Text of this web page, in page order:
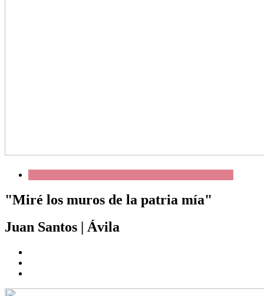
"Miré los muros de la patria mía"
Juan Santos
Ávila